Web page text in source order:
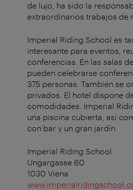
de lujo, ha sido la
extraordinarios trabajos de
Imperial Riding School es
interesante para eventos,
conferencias. En las salas
pueden celebrarse
375 personas. También se
privados. El hotel dispone
comodidades. Imperial
una piscina cubierta, así
con bar y un gran jardín.
Imperial Riding School
Ungargasse 60
1030 Viena